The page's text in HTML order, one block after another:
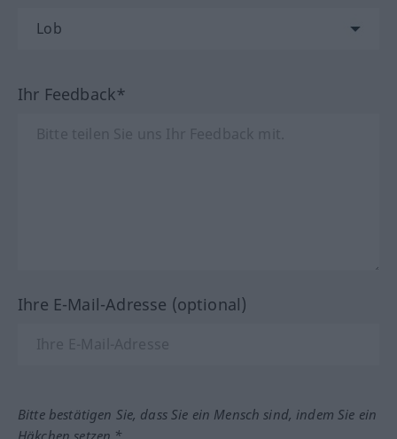
Ihr Feedback*
Ihre E-Mail-Adresse (optional)
Bitte bestätigen Sie, dass Sie ein Mensch sind, indem Sie ein
Häkchen setzen.*